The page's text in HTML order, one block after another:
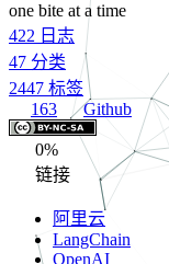
one bite at a time
422 日志
47 分类
2447 标签
163
Github
0%
链接
阿里云
LangChain
OpenAI